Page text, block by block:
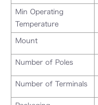
Min Operating
Temperature
Mount
Number of Poles
Number of Terminals